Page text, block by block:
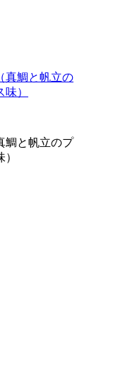
鯛と帆立のプ